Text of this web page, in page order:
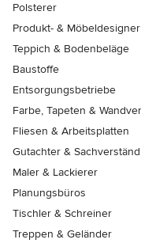
Polsterer
Produkt- & Möbeldesigner
Teppich & Bodenbeläge
Baustoffe
Entsorgungsbetriebe
Farbe, Tapeten &
Fliesen & Arbeitsplatten
Gutachter &
Maler & Lackierer
Planungsbüros
Tischler & Schreiner
Treppen & Geländer